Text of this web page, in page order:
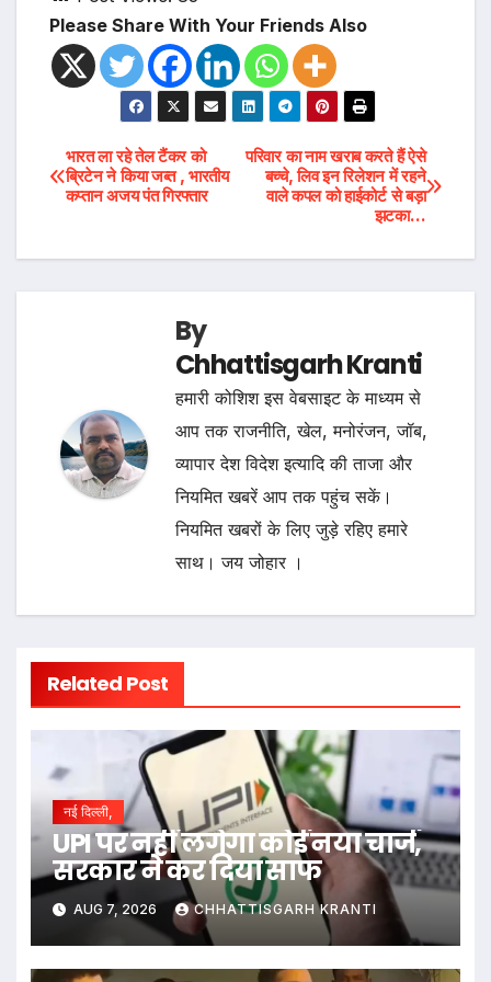
Please Share With Your Friends Also
Post
navigation
परिवार का नाम खराब करते हैं ऐसे
बच्चे, लिव इन रिलेशन में रहने
वाले कपल को हाईकोर्ट से बड़ा
झटका…
भारत ला रहे तेल टैंकर को
ब्रिटेन ने किया जब्त , भारतीय
कप्तान अजय पंत गिरफ्तार
By
Chhattisgarh Kranti
हमारी कोशिश इस वेबसाइट के माध्यम से
आप तक राजनीति, खेल, मनोरंजन, जॉब,
व्यापार देश विदेश इत्यादि की ताजा और
नियमित खबरें आप तक पहुंच सकें।
नियमित खबरों के लिए जुड़े रहिए हमारे
साथ। जय जोहार ।
Related Post
नई दिल्ली,
UPI पर नहीं लगेगा कोई नया चार्ज,
सरकार ने कर दिया साफ
AUG 7, 2026 CHHATTISGARH KRANTI